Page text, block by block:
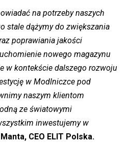
na potrzeby naszych
stale dążymy do zwiększania
poprawiania jakości
nowego magazynu
w kontekście dalszego rozwoju
w Modlniczce pod
naszym klientom
ze światowymi
inwestujemy w
CEO ELIT Polska.